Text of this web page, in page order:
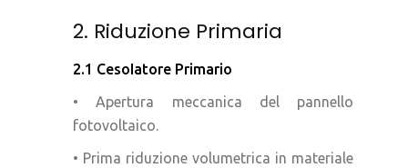
2. Riduzione Primaria
2.1 CesoIatore Primario
• Apertura meccanica del pannello
fotovoltaico.
• Prima riduzione volumetrica in materiale